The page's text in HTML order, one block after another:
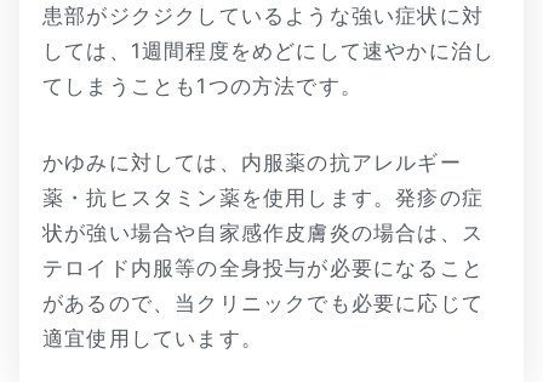
患部がジクジクしているような強い症状に対
しては、1週間程度をめどにして速やかに治し
てしまうことも1つの方法です。
かゆみに対しては、内服薬の抗アレルギー
薬・抗ヒスタミン薬を使用します。発疹の症
状が強い場合や自家感作皮膚炎の場合は、ス
テロイド内服等の全身投与が必要になること
があるので、当クリニックでも必要に応じて
適宜使用しています。